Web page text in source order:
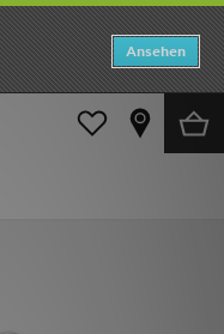
Ansehen
(Gr. 36-38.5)